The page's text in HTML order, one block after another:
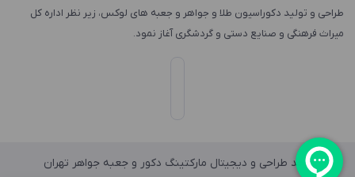
طراحی و تولید دکوراسیون طلا و جواهر و جعبه های لوکس، زیر نظر اداره کل
میراث فرهنگی و صنایع دستی و گردشگری آغاز نمود.
واحد طراحی و دیجیتال مارکتینگ دکور و جعبه جواهر تهران